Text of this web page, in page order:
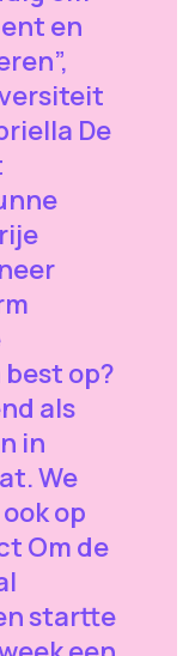
en
De
op?
als
in
We
op
Om de
startte